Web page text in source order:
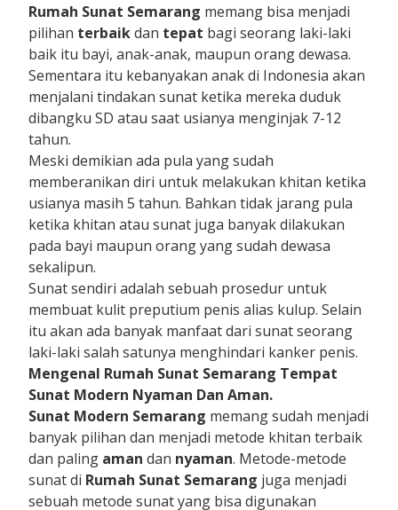
Rumah Sunat Semarang memang bisa menjadi
pilihan terbaikdan tepat bagi seorang laki-laki
baik itu bayi, anak-anak, maupun orang dewasa.
Sementara itu kebanyakan anak di Indonesia akan
menjalani tindakan sunat ketika mereka duduk
dibangku SD atau saat usianya menginjak 7-12
tahun.
Meski demikian ada pula yang sudah
memberanikan diri untuk melakukan khitan ketika
usianya masih 5 tahun. Bahkan tidak jarang pula
ketika khitan atau sunat juga banyak dilakukan
pada bayi maupun orang yang sudah dewasa
sekalipun.
Sunat sendiri adalah sebuah prosedur untuk
membuat kulit preputium penis alias kulup. Selain
itu akan ada banyak manfaat dari sunat seorang
laki-laki salah satunya menghindari kanker penis.
Mengenal Rumah Sunat Semarang Tempat
Sunat Modern Nyaman Dan Aman.
Sunat Modern Semarang memang sudah menjadi
banyak pilihan dan menjadi metode khitan terbaik
dan paling aman dan nyaman. Metode-metode
sunat di Rumah Sunat Semarang juga menjadi
sebuah metode sunat yang bisa digunakan